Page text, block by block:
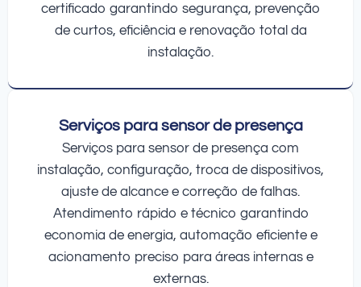
certificado garantindo segurança, prevenção
de curtos, eficiência e renovação total da
instalação.
Serviços para sensor de presença
Serviços para sensor de presença com
instalação, configuração, troca de dispositivos,
ajuste de alcance e correção de falhas.
Atendimento rápido e técnico garantindo
economia de energia, automação eficiente e
acionamento preciso para áreas internas e
externas.